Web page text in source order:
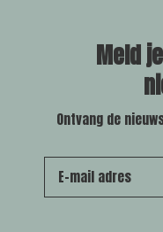
Meld
Ontvang de